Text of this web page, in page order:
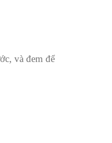
và đem để